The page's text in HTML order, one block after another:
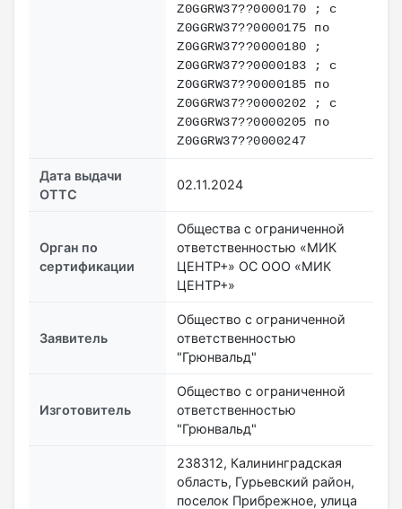
Z0GGRW37??0000170 ; с
Z0GGRW37??0000175 по
Z0GGRW37??0000180 ;
Z0GGRW37??0000183 ; с
Z0GGRW37??0000185 по
Z0GGRW37??0000202 ; с
Z0GGRW37??0000205 по
Z0GGRW37??0000247
Дата выдачи
ОТТС
02.11.2024
Орган по
сертификации
Общества с ограниченной
ответственностью «МИК
ЦЕНТР+» ОС ООО «МИК
ЦЕНТР+»
Заявитель
Общество с ограниченной
ответственностью
"Грюнвальд"
Изготовитель
Общество с ограниченной
ответственностью
"Грюнвальд"
238312, Калининградская
область, Гурьевский район,
поселок Прибрежное, улица